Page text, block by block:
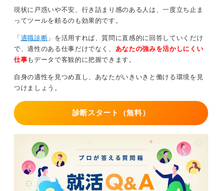
向きに相談する、といった行動が効果的でしょう。
ことでも安心感が生まれます。
無理はNG！ 異動や転職も視野に自分を守る選択をし
よう
が続く場合は、部署異動の可能性を確認してみましょ
ただし、異動が難しく、負担が大きくてメンタル不調に
直結しているようであれば、早めに転職活動を検討する
ことも必要です。
大切なのは、自分にできる改善行動を試みつつ、異動や
現状に戸惑いや不安、行き詰まり感のある人は、一度立ち止ま
ってツールを頼るのも効果的です。
「 適職診断 」を活用すれば、質問に直感的に回答していくだけ
で、適性のある仕事だけでなく、 あなたの強みを活かしにくい
仕事もデータで客観的に把握できます。
自身の適性を見つめ直し、あなたがいきいきと働ける環境を見
つけましょう。
診断スタート（無料）